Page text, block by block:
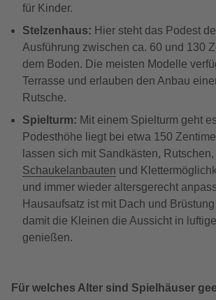
für Kinder.
Stelzenhaus: Hier steht das Podest
Ausführung zwischen ca. 60 und 130
dem Boden. Die meisten Modelle
Terrasse und erlauben den Anbau
Rutsche.
Spielturm: Mit einem Spielturm geht
Podesthöhe liegt bei etwa 150
lassen sich mit Sandkästen, Rutschen,
Schaukelanbauten und
und immer wieder altersgerecht
Hausaufsatz ist mit Dach und
damit die Kleinen die Aussicht in
genießen.
Für welches Alter sind Spielhäuser